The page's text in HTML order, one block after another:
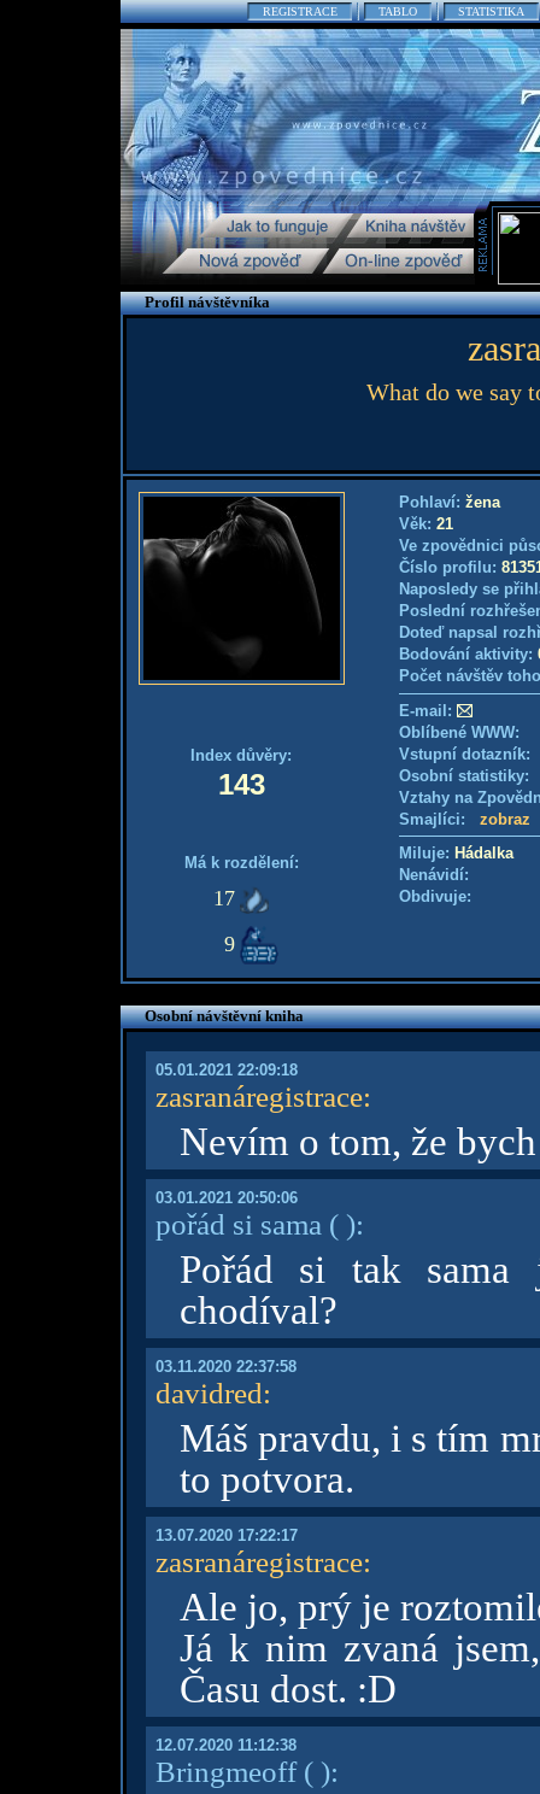
REGISTRACE TABLO STATISTIKA
Profil návštěvníka
What do we say
Index důvěry:
143
Má k rozdělení:
17
9
Pohlaví: žena
Věk: 21
Ve zpovědnici
Číslo profilu:
Naposledy se
Poslední
Doteď napsal
Bodování aktivity:
Počet návštěv
E-mail:
Oblíbené WWW:
Vstupní
Osobní
Vztahy na
Smajlíci: zobraz
Miluje: Hádalka
Nenávidí:
Obdivuje:
Osobní návštěvní kniha
05.01.2021 22:09:18
zasranáregistrace:
Nevím o tom, že
03.01.2021 20:50:06
pořád si sama ( ):
Pořád si tak sama
chodíval?
03.11.2020 22:37:58
davidred:
Máš pravdu, i s tím
to potvora.
13.07.2020 17:22:17
zasranáregistrace:
Ale jo, prý je
Já k nim zvaná
Času dost. :D
12.07.2020 11:12:38
Bringmeoff( ):